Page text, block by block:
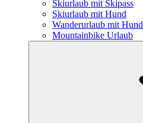
Skiurlaub mit Skipass
Skiurlaub mit Hund
Wanderurlaub mit Hund
Mountainbike Urlaub